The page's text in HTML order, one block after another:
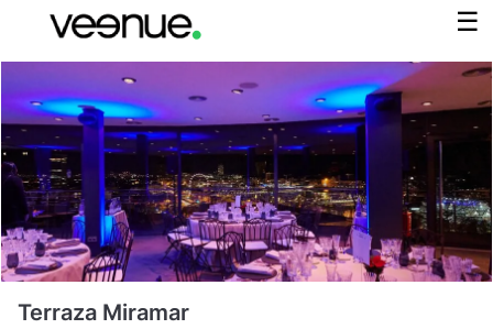
Terraza Miramar